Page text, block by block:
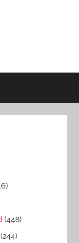
(448)
(244)